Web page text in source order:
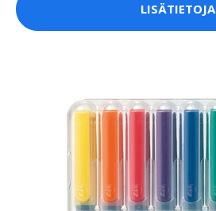
LISÄTIETOJA